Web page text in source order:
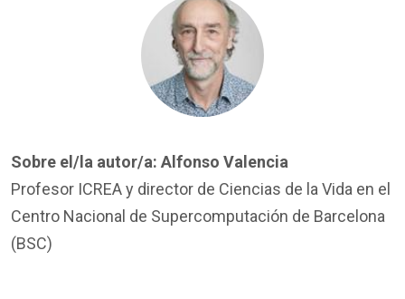
Sobre el/la autor/a: Alfonso Valencia
Profesor ICREA y director de Ciencias de la Vida en el
Centro Nacional de Supercomputación de Barcelona​
(BSC)